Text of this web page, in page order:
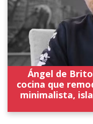
Ángel de
cocina que
minimalista,